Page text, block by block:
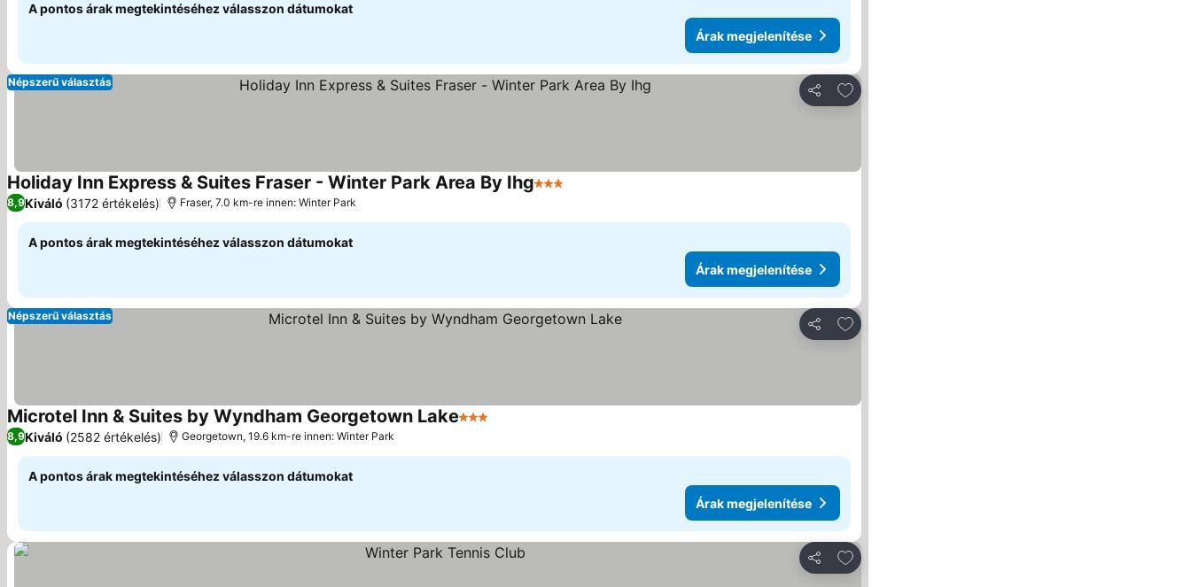
A pontos árak megtekintéséhez válasszon dátumokat
Árak megjelenítése
Megosztás
Hozzáadás a kedvencekhez
Népszerű választás
Holiday Inn Express & Suites Fraser - Winter Park Area By Ihg3 Kategória
8,9Kiváló (3172 értékelés) Fraser, 7.0 km-re innen: Winter Park
A pontos árak megtekintéséhez válasszon dátumokat
Árak megjelenítése
Megosztás
Hozzáadás a kedvencekhez
Népszerű választás
Microtel Inn & Suites by Wyndham Georgetown Lake3 Kategória
8,9Kiváló (2582 értékelés) Georgetown, 19.6 km-re innen: Winter Park
A pontos árak megtekintéséhez válasszon dátumokat
Árak megjelenítése
Megosztás
Hozzáadás a kedvencekhez